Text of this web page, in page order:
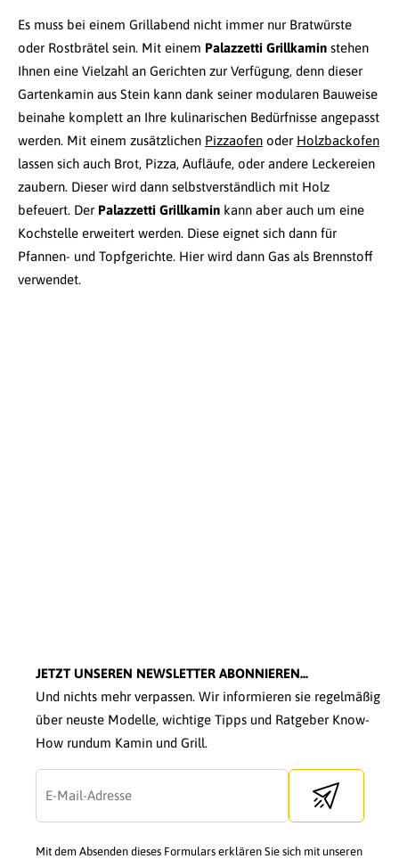
Es muss bei einem Grillabend nicht immer nur Bratwürste
oder Rostbrätel sein. Mit einem Palazzetti Grillkamin stehen
Ihnen eine Vielzahl an Gerichten zur Verfügung, denn dieser
Gartenkamin aus Stein kann dank seiner modularen Bauweise
beinahe komplett an Ihre kulinarischen Bedürfnisse angepasst
werden. Mit einem zusätzlichen Pizzaofen oder Holzbackofen
lassen sich auch Brot, Pizza, Aufläufe, oder andere Leckereien
zaubern. Dieser wird dann selbstverständlich mit Holz
befeuert. Der Palazzetti Grillkamin kann aber auch um eine
Kochstelle erweitert werden. Diese eignet sich dann für
Pfannen- und Topfgerichte. Hier wird dann Gas als Brennstoff
verwendet.
JETZT UNSEREN NEWSLETTER ABONNIEREN...
Und nichts mehr verpassen. Wir informieren sie regelmäßig
über neuste Modelle, wichtige Tipps und Ratgeber Know-
How rundum Kamin und Grill.
Send
Mit dem Absenden dieses Formulars erklären Sie sich mit unseren